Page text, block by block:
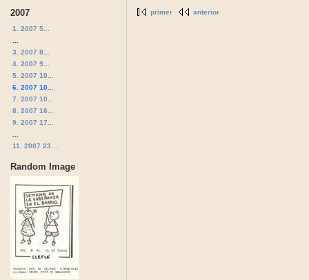
2007
1. 2007 5...
3. 2007 8...
4. 2007 9...
5. 2007 10...
6. 2007 10...
7. 2007 10...
8. 2007 16...
9. 2007 17...
11. 2007 23...
Random Image
primer anterior